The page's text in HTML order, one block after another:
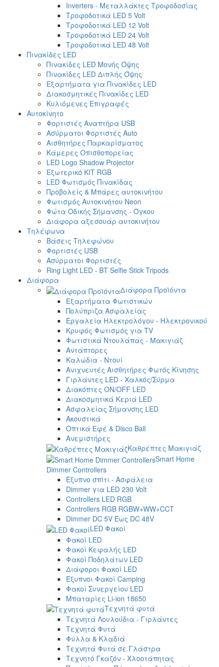
Inverters - Μεταλλάκτες Τροφοδοσίας
Τροφοδοτικά LED 5 Volt
Τροφοδοτικά LED 12 Volt
Τροφοδοτικά LED 24 Volt
Τροφοδοτικά LED 48 Volt
Πινακίδες LED
Πινακίδες LED Μονής Όψης
Πινακίδες LED Διπλής Όψης
Εξαρτήματα για Πινακίδες LED
Διακοσμητικές Πινακίδες LED
Κυλιόμενες Επιγραφές
Αυτοκίνητο
Φορτιστές Αναπτήρα USB
Ασύρματοι Φορτιστές Auto
Αισθητήρες Παρκαρίσματος
Κάμερες Οπισθοπορείας
LED Logo Shadow Projector
Εξωτερικό ΚΙΤ RGB
LED Φωτισμός Πινακίδας
Προβολείς & Μπάρες αυτοκινήτου
Φωτισμός Αυτοκινήτου Neon
Φώτα Οδικής Σήμανσης - Όγκου
Διάφορα αξεσουάρ αυτοκινήτου
Τηλέφωνα
Βάσεις Τηλεφώνου
Φορτιστές USB
Ασύρματοι Φορτιστές
Ring Light LED - BT Selfie Stick Tripods
Διάφορα
Διάφορα Προϊόντα
Εξαρτήματα Φωτιστικών
Πολύπριζα Ασφαλείας
Εργαλεία Ηλεκτρολόγου - Ηλεκτρονικού
Κρυφός Φωτισμός για TV
Φωτιστικά Ντουλάπας - Μακιγιάζ
Αντάπτορες
Καλώδια - Ντουί
Ανιχνευτές Αισθητήρες Φωτός Κίνησης
Γιρλάντες LED - Χαλκός/Σύρμα
Διακόπτες ON/OFF LED
Διακοσμητικά Κεριά LED
Ασφαλείας Σήμανσης LED
Ακουστικά
Οπτικά Εφέ & Disco Ball
Ανεμιστήρες
Καθρέπτες Μακιγιάζ
Smart Home
Dimmer Controllers
Έξυπνο σπίτι - Ασφάλεια
Dimmer για LED 230 Volt
Controllers LED RGB
Controllers RGB RGBW+WW+CCT
Dimmer DC 5V Έως DC 48V
LED Φακοί
Φακοί LED
Φακοί Κεφαλής LED
Φακοί Ποδηλάτων LED
Διάφοροι Φακοί LED
Έξυπνοι Φακοί Camping
Φακοί Συνεργείου LED
Μπαταρίες Li-ion 18650
Τεχνητά φυτά
Τεχνητά Λουλούδια - Γιρλάντες
Τεχνητά Φυτά
Φύλλα & Κλαδιά
Τεχνητά Φυτά σε Γλάστρα
Τεχνητό Γκαζόν - Χλοοτάπητας